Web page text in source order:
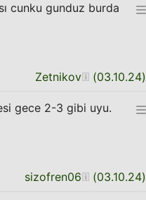
cunku gunduz burda
Zetnikov (03.10.24)
gece 2-3 gibi uyu.
sizofren06 (03.10.24)